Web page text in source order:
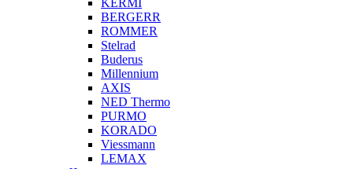
KERMI
BERGERR
ROMMER
Stelrad
Buderus
Millennium
AXIS
NED Thermo
PURMO
KORADO
Viessmann
LEMAX